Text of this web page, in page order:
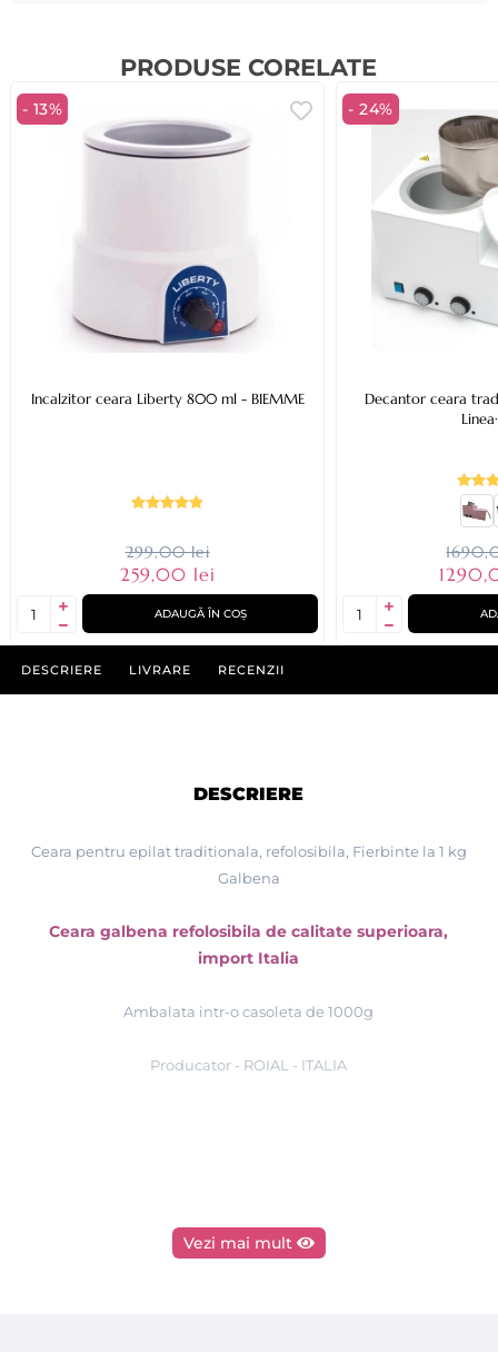
PRODUSE CORELATE
- 13%
Incalzitor ceara Liberty 800 ml - BIEMME
299,00 lei
259,00 lei
ADAUGĂ ÎN COȘ
- 24%
Decantor ceara
DESCRIERE LIVRARE RECENZII
DESCRIERE
Ceara pentru epilat traditionala, refolosibila, Fierbinte la 1 kg
Galbena
Ceara galbena refolosibila de calitate superioara,
import Italia
Ambalata intr-o casoleta de 1000g
Producator - ROIAL - ITALIA
Vezi mai mult